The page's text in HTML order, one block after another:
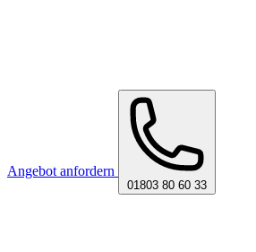
Angebot anfordern
01803 80 60 33